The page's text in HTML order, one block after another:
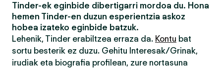
Tinder-ek eginbide dibertigarri mordoa du. Hona
hemen Tinder-en duzun esperientzia askoz
hobea izateko eginbide batzuk.
Lehenik, Tinder erabiltzea erraza da. Kontu bat
sortu besterik ez duzu. Gehitu Interesak/Grinak,
irudiak eta biografia profilean, zure nortasuna